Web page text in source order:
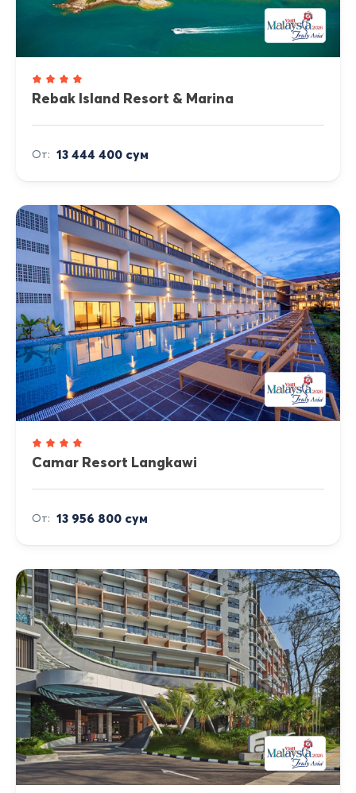
Rebak Island Resort & Marina
От: 13 444 400 сум
Camar Resort Langkawi
От: 13 956 800 сум